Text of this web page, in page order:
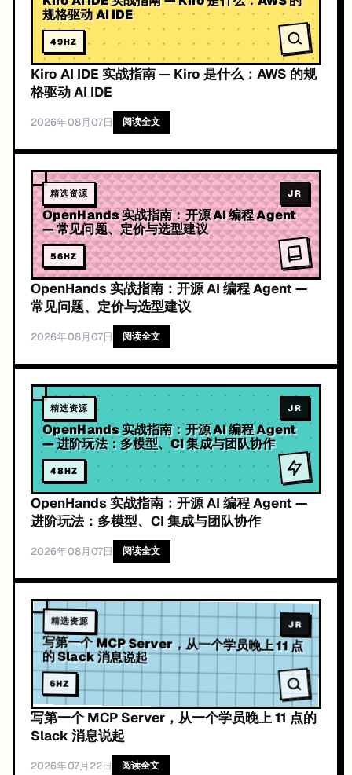
规格驱动 AI IDE
49HZ
Kiro AI IDE 实战指南 — Kiro 是什么：AWS 的规
格驱动 AI IDE
2026年08月07日 阅读全文
精选资源 JR
OpenHands 实战指南：开源 AI 编程 Agent
— 常见问题、定价与选型建议
56HZ
OpenHands 实战指南：开源 AI 编程 Agent —
常见问题、定价与选型建议
2026年08月07日 阅读全文
精选资源 JR
OpenHands 实战指南：开源 AI 编程 Agent
— 进阶玩法：多模型、CI 集成与团队协作
48HZ
OpenHands 实战指南：开源 AI 编程 Agent —
进阶玩法：多模型、CI 集成与团队协作
2026年08月07日 阅读全文
精选资源 JR
写第一个 MCP Server，从一个学员晚上 11 点
的 Slack 消息说起
6HZ
写第一个 MCP Server，从一个学员晚上 11 点的
Slack 消息说起
2026年07月22日 阅读全文